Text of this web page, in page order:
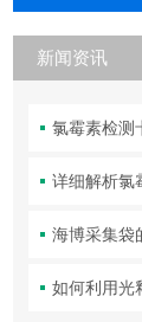
新闻资讯
氯霉素检测
海博采集袋
如何利用光